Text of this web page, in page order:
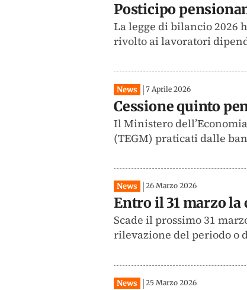
Posticipo
La legge di bilancio 2026
rivolto ai lavoratori
News 7 Aprile 2026
Cessione quinto
Il Ministero
(TEGM) praticati dalle
News 26 Marzo 2026
Entro il 31 marzo
Scade il prossimo 31
rilevazione del periodo o
News 25 Marzo 2026